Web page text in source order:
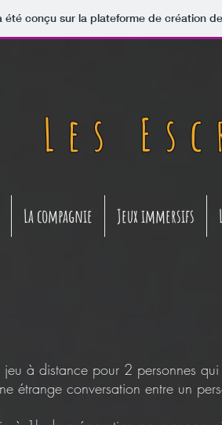
été conçu sur la plateforme de création
Les
La compagnie Jeux immersifs
jeu à distance pour 2 personnes
étrange conversation entre un